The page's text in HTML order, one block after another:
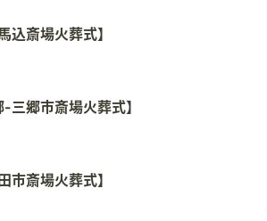
込斎場火葬式】
-三郷市斎場火葬式】
市斎場火葬式】